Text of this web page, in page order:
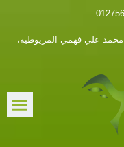
علي فهمي المريوطية،